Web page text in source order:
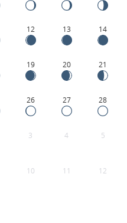
12 13 14
19 20 21
26 27 28
3 4 5
10 11 12